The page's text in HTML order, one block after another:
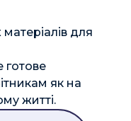
для
готове
як на
житті.